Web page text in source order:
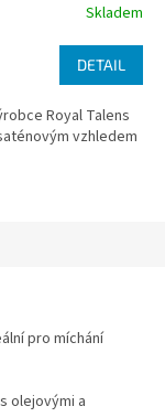
Skladem
DETAIL
Royal Talens
vzhledem
pro míchání
olejovými a